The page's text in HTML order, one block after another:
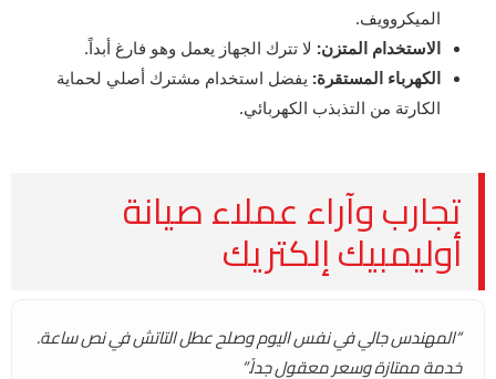
الميكروويف.
الاستخدام المتزن: لا تترك الجهاز يعمل وهو فارغ أبداً.
الكهرباء المستقرة: يفضل استخدام مشترك أصلي لحماية
الكارتة من التذبذب الكهربائي.
تجارب وآراء عملاء صيانة
أوليمبيك إلكتريك
“المهندس جالي في نفس اليوم وصلح عطل التاتش في نص ساعة.
خدمة ممتازة وسعر معقول جداً.”